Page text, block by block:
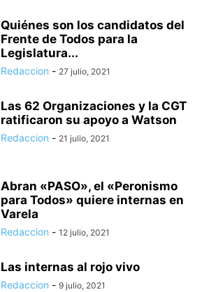
Quiénes son los candidatos del
Frente de Todos para la
Legislatura...
Redaccion - 27 julio, 2021
Las 62 Organizaciones y la CGT
ratificaron su apoyo a Watson
Redaccion - 21 julio, 2021
Abran «PASO», el «Peronismo
para Todos» quiere internas en
Varela
Redaccion - 12 julio, 2021
Las internas al rojo vivo
Redaccion - 9 julio, 2021